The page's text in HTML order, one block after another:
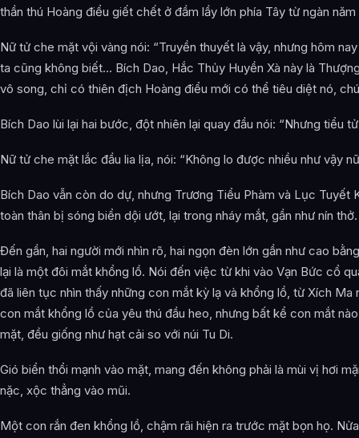
thần thú Hoàng điểu giết chết ở đầm lầy lớn phía Tây từ ngàn
Nữ tử che mặt vội vàng nói: “Truyền thuyết là vậy, nhưng hôm
ta cũng không biết… Bích Dao, Hắc Thủy Huyền Xà này là
vô song, chỉ có thiên địch Hoàng điểu mới có thể tiêu diệt nó,
Bích Dao lùi lại hai bước, đột nhiên lại quay đầu nói: “Nhưng tiểu
Nữ tử che mặt lắc đầu lia lịa, nói: “Không lo được nhiều như vậy
Bích Dao vẫn còn do dự, nhưng Trương Tiểu Phàm và Lục Tuyết
toàn thân bị sóng biển dội ướt, lại trong nháy mắt, gần như nín thở.
Đến gần, hai người mới nhìn rõ, hai ngọn đèn lớn gần như cao
lại là một đôi mắt khổng lồ. Nói đến việc từ khi vào Vạn Bức cổ
đã liên tục nhìn thấy những con mắt kỳ lạ và khổng lồ, từ Xích Ma
con mắt khổng lồ của yêu thú đầu heo, nhưng bất kể con mắt
mặt, đều giống như hạt cải so với núi Tu Di.
Gió biển thổi mạnh vào mặt, mang đến không phải là mùi vị hơi
nặc, xộc thẳng vào mũi.
Một con rắn đen khổng lồ, chậm rãi hiện ra trước mặt bọn họ.